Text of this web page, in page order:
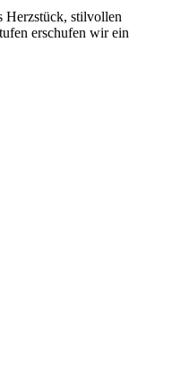
Herzstück, stilvollen
erschufen wir ein